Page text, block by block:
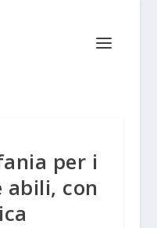
per i
abili, con